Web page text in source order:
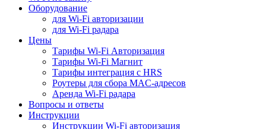
Оборудование
для Wi-Fi авторизации
для Wi-Fi радара
Цены
Тарифы Wi-Fi Авторизация
Тарифы Wi-Fi Магнит
Тарифы интеграция с HRS
Роутеры для сбора MAC-адресов
Аренда Wi-Fi радара
Вопросы и ответы
Инструкции
Инструкции Wi-Fi авторизация